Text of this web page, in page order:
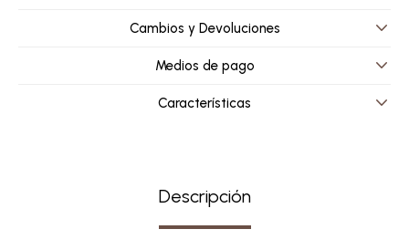
Cambios y Devoluciones
Medios de pago
Características
Descripción